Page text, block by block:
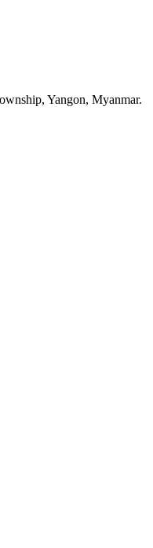
Yangon, Myanmar.